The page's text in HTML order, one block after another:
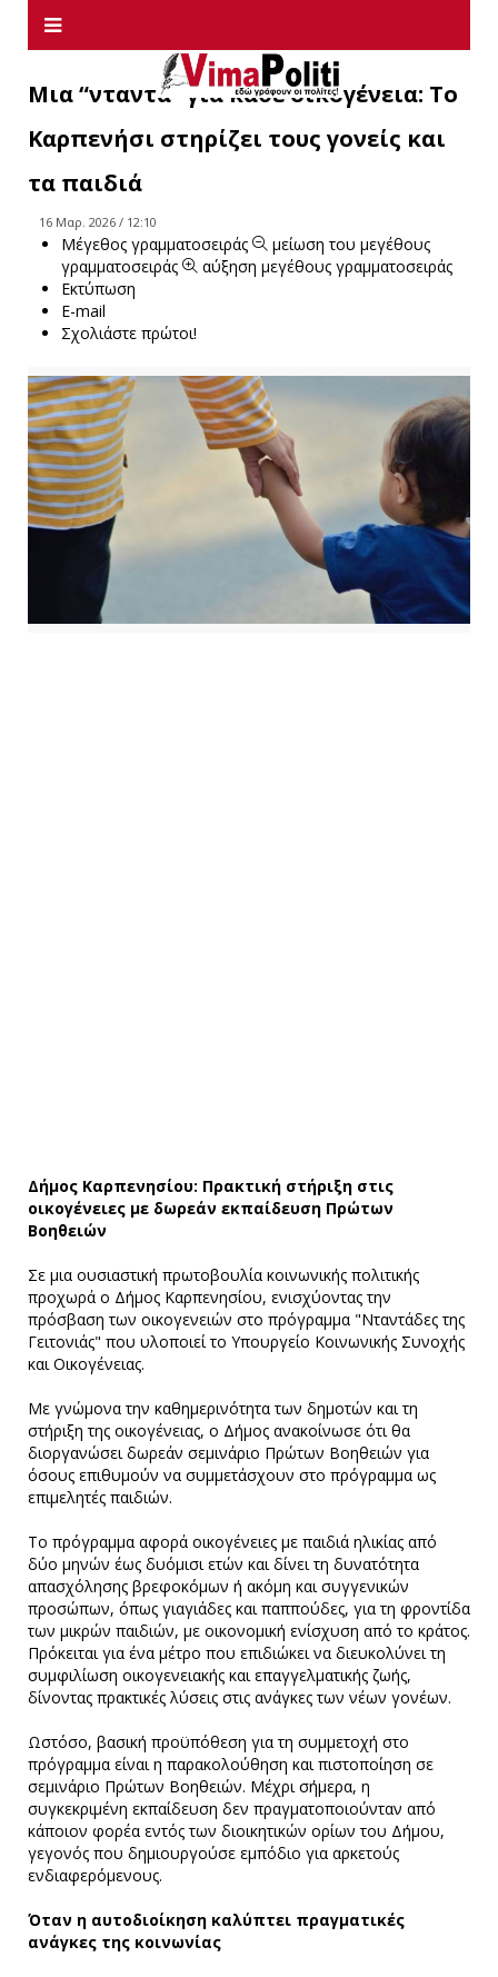
Μια “νταντά” για κάθε οικογένεια: Το
Καρπενήσι στηρίζει τους γονείς και
τα παιδιά
16 Μαρ. 2026 / 12:10
Μέγεθος γραμματοσειράς
μείωση του μεγέθους
γραμματοσειράς
αύξηση μεγέθους γραμματοσειράς
Εκτύπωση
E-mail
Σχολιάστε πρώτοι!
Δήμος Καρπενησίου: Πρακτική στήριξη στις
οικογένειες με δωρεάν εκπαίδευση Πρώτων
Βοηθειών
Σε μια ουσιαστική πρωτοβουλία κοινωνικής πολιτικής
προχωρά ο Δήμος Καρπενησίου, ενισχύοντας την
πρόσβαση των οικογενειών στο πρόγραμμα "Νταντάδες της
Γειτονιάς" που υλοποιεί το Υπουργείο Κοινωνικής Συνοχής
και Οικογένειας.
Με γνώμονα την καθημερινότητα των δημοτών και τη
στήριξη της οικογένειας, ο Δήμος ανακοίνωσε ότι θα
διοργανώσει δωρεάν σεμινάριο Πρώτων Βοηθειών για
όσους επιθυμούν να συμμετάσχουν στο πρόγραμμα ως
επιμελητές παιδιών.
Το πρόγραμμα αφορά οικογένειες με παιδιά ηλικίας από
δύο μηνών έως δυόμισι ετών και δίνει τη δυνατότητα
απασχόλησης βρεφοκόμων ή ακόμη και συγγενικών
προσώπων, όπως γιαγιάδες και παππούδες, για τη φροντίδα
των μικρών παιδιών, με οικονομική ενίσχυση από το κράτος.
Πρόκειται για ένα μέτρο που επιδιώκει να διευκολύνει τη
συμφιλίωση οικογενειακής και επαγγελματικής ζωής,
δίνοντας πρακτικές λύσεις στις ανάγκες των νέων γονέων.
Ωστόσο, βασική προϋπόθεση για τη συμμετοχή στο
πρόγραμμα είναι η παρακολούθηση και πιστοποίηση σε
σεμινάριο Πρώτων Βοηθειών. Μέχρι σήμερα, η
συγκεκριμένη εκπαίδευση δεν πραγματοποιούνταν από
κάποιον φορέα εντός των διοικητικών ορίων του Δήμου,
γεγονός που δημιουργούσε εμπόδιο για αρκετούς
ενδιαφερόμενους.
Όταν η αυτοδιοίκηση καλύπτει πραγματικές
ανάγκες της κοινωνίας